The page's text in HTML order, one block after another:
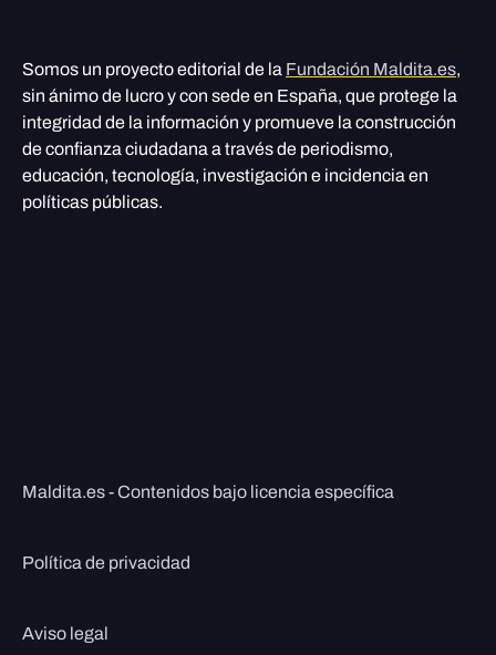
Somos un proyecto editorial de la Fundación Maldita.es,
sin ánimo de lucro y con sede en España, que protege la
integridad de la información y promueve la construcción
de confianza ciudadana a través de periodismo,
educación, tecnología, investigación e incidencia en
políticas públicas.
Maldita.es - Contenidos bajo licencia específica
Política de privacidad
Aviso legal